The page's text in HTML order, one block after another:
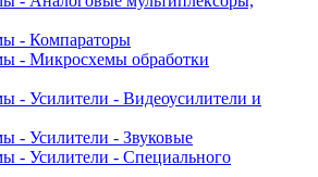
- Компараторы
- Микросхемы обработки
- Усилители - Видеоусилители и
- Усилители - Звуковые
- Усилители - Специального